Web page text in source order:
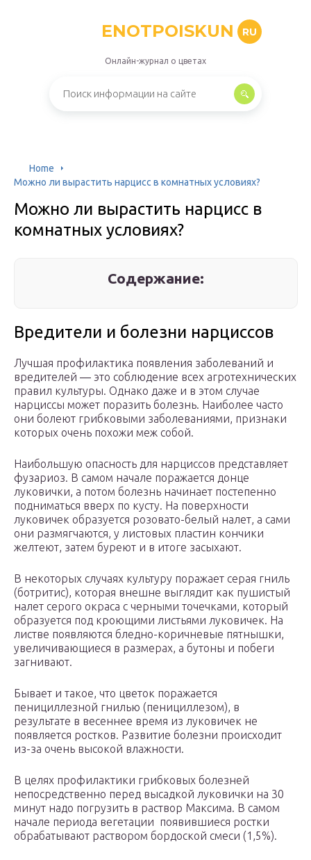
ENOTPOISKUN RU
Онлайн-журнал о цветах
Home
Можно ли вырастить нарцисс в комнатных условиях?
Можно ли вырастить нарцисс в
комнатных условиях?
Содержание:
Вредители и болезни нарциссов
Лучшая профилактика появления заболеваний и
вредителей ― это соблюдение всех агротехнических
правил культуры. Однако даже и в этом случае
нарциссы может поразить болезнь. Наиболее часто
они болеют грибковыми заболеваниями, признаки
которых очень похожи меж собой.
Наибольшую опасность для нарциссов представляет
фузариоз. В самом начале поражается донце
луковички, а потом болезнь начинает постепенно
подниматься вверх по кусту. На поверхности
луковичек образуется розовато-белый налет, а сами
они размягчаются, у листовых пластин кончики
желтеют, затем буреют и в итоге засыхают.
В некоторых случаях культуру поражает серая гниль
(ботритис), которая внешне выглядит как пушистый
налет серого окраса с черными точечками, который
образуется под кроющими листьями луковичек. На
листве появляются бледно-коричневые пятнышки,
увеличивающиеся в размерах, а бутоны и побеги
загнивают.
Бывает и такое, что цветок поражается
пенициллезной гнилью (пенициллезом), в
результате в весеннее время из луковичек не
появляется ростков. Развитие болезни происходит
из-за очень высокой влажности.
В целях профилактики грибковых болезней
непосредственно перед высадкой луковички на 30
минут надо погрузить в раствор Максима. В самом
начале периода вегетации появившиеся ростки
обрабатывают раствором бордоской смеси (1,5%).